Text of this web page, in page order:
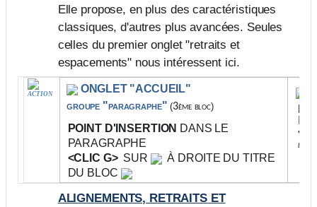
Elle propose, en plus des caractéristiques
classiques, d'autres plus avancées. Seules
celles du premier onglet "retraits et
espacements" nous intéressent ici.
ACTION
ONGLET "ACCUEIL"
groupe "paragraphe"(3ème bloc)
POINT D'INSERTION DANS LE
PARAGRAPHE
<CLIC G> SUR
À DROITE DU TITRE
DU BLOC
la
ALIGNEMENTS, RETRAITS ET